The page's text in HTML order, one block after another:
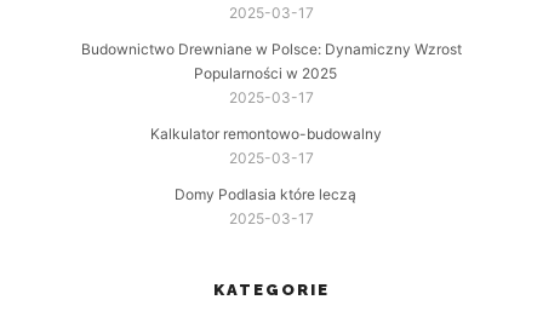
2025-03-17
Budownictwo Drewniane w Polsce: Dynamiczny Wzrost
Popularności w 2025
2025-03-17
Kalkulator remontowo-budowalny
2025-03-17
Domy Podlasia które leczą
2025-03-17
KATEGORIE